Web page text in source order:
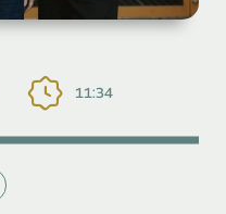
11:34